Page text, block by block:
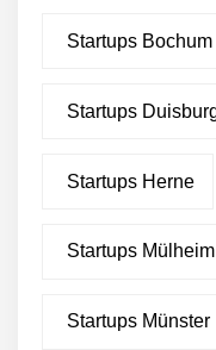
Startups Bochum
Startups
Startups Herne
Startups
Startups Münster